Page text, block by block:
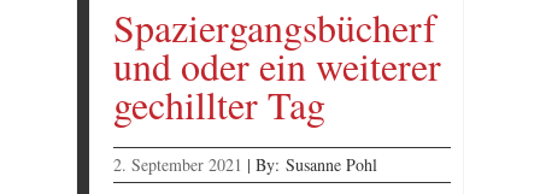
Spaziergangsbücherf
und oder ein weiterer
gechillter Tag
2. September 2021 | By: Susanne Pohl